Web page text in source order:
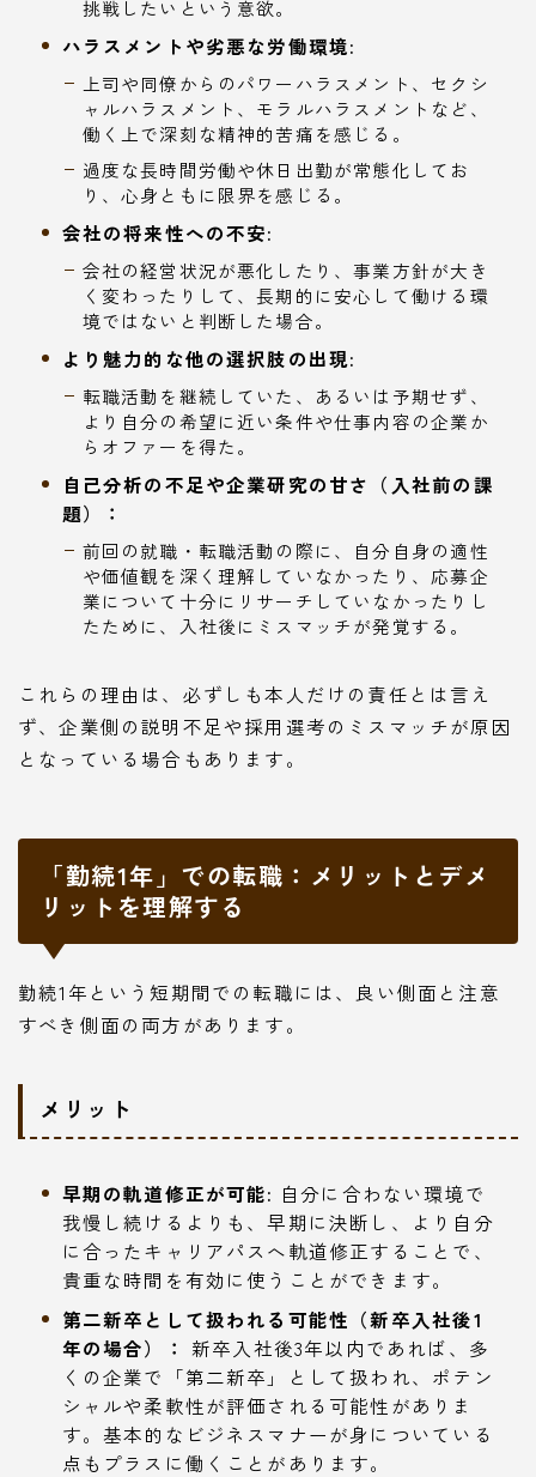
挑戦したいという意欲。
ハラスメントや劣悪な労働環境:
上司や同僚からのパワーハラスメント、セクシ
ャルハラスメント、モラルハラスメントなど、
働く上で深刻な精神的苦痛を感じる。
過度な長時間労働や休日出勤が常態化してお
り、心身ともに限界を感じる。
会社の将来性への不安:
会社の経営状況が悪化したり、事業方針が大き
く変わったりして、長期的に安心して働ける環
境ではないと判断した場合。
より魅力的な他の選択肢の出現:
転職活動を継続していた、あるいは予期せず、
より自分の希望に近い条件や仕事内容の企業か
らオファーを得た。
自己分析の不足や企業研究の甘さ（入社前の課
題）：
前回の就職・転職活動の際に、自分自身の適性
や価値観を深く理解していなかったり、応募企
業について十分にリサーチしていなかったりし
たために、入社後にミスマッチが発覚する。
これらの理由は、必ずしも本人だけの責任とは言え
ず、企業側の説明不足や採用選考のミスマッチが原因
となっている場合もあります。
「勤続1年」での転職：メリットとデメ
リットを理解する
勤続1年という短期間での転職には、良い側面と注意
すべき側面の両方があります。
メリット
早期の軌道修正が可能: 自分に合わない環境で
我慢し続けるよりも、早期に決断し、より自分
に合ったキャリアパスへ軌道修正することで、
貴重な時間を有効に使うことができます。
第二新卒として扱われる可能性（新卒入社後1
年の場合）：
新卒入社後3年以内であれば、多
くの企業で「第二新卒」として扱われ、ポテン
シャルや柔軟性が評価される可能性がありま
す。基本的なビジネスマナーが身についている
点もプラスに働くことがあります。